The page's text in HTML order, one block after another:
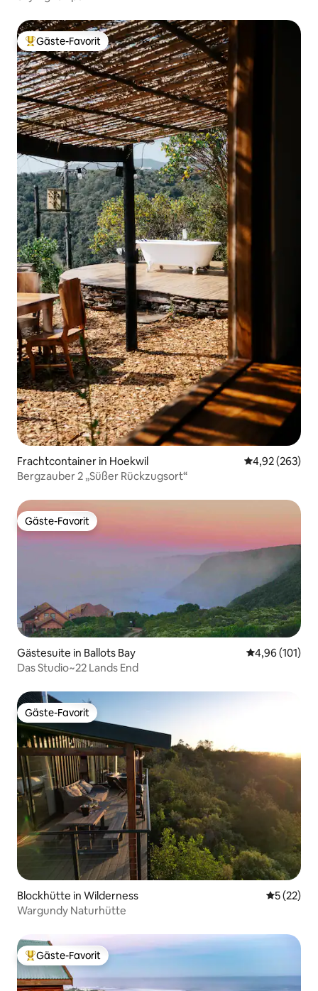
Beliebter Gäste-Favorit.
Gäste-Favorit
Frachtcontainer in Hoekwil
4,92 (263)
Bergzauber 2 „Süßer Rückzugsort“
Gäste-Favorit
Gäste-Favorit
Gästesuite in Ballots Bay
4,96 (101)
Das Studio~22 Lands End
Gäste-Favorit
Gäste-Favorit
Blockhütte in Wilderness
5 (22)
Wargundy Naturhütte
Beliebter Gäste-Favorit.
Gäste-Favorit